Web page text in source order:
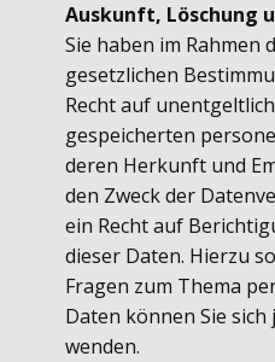
Auskunft, Löschung
Sie haben im Rahmen
gesetzlichen
Recht auf
gespeicherten
deren Herkunft und
den Zweck der
ein Recht auf
dieser Daten. Hierzu
Fragen zum Thema
Daten können Sie
wenden.